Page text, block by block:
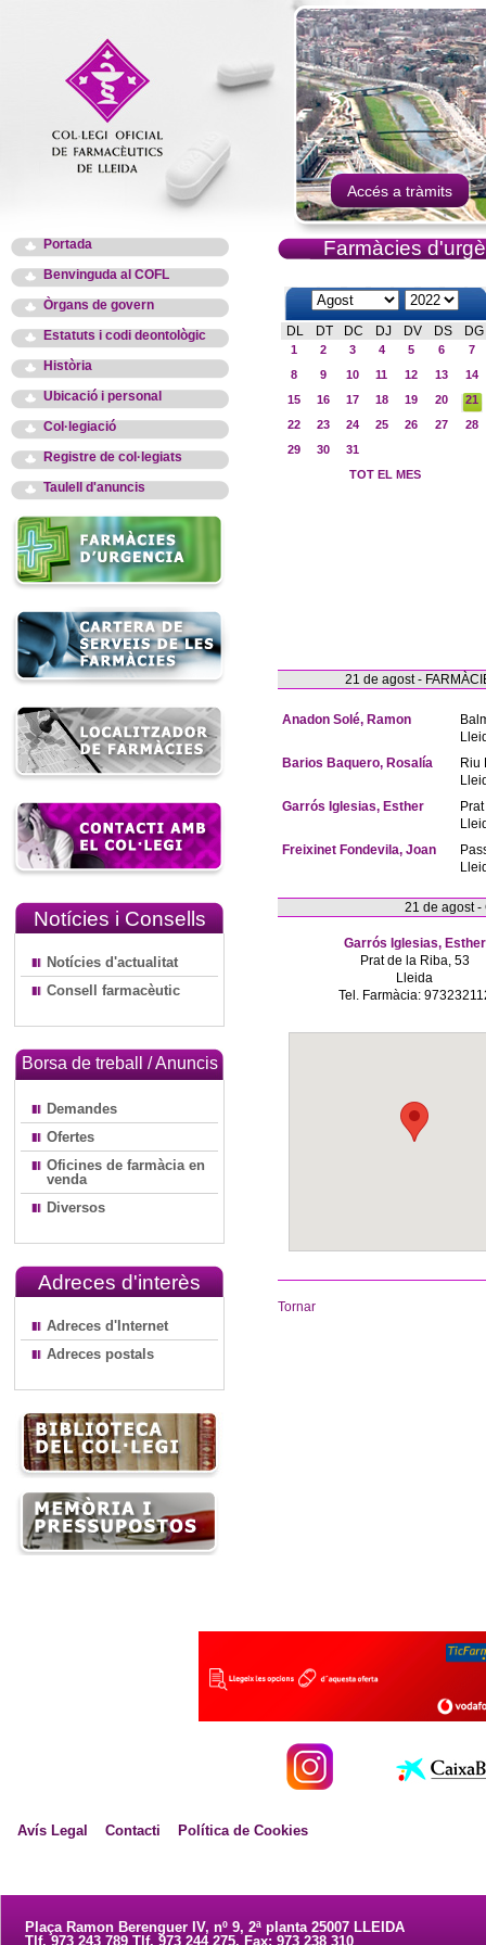
Accés a tràmits
Portada
Benvinguda al COFL
Òrgans de govern
Estatuts i codi deontològic
Història
Ubicació i personal
Col·legiació
Registre de col·legiats
Taulell d'anuncis
Notícies i Consells
Notícies d'actualitat
Consell farmacèutic
Borsa de treball / Anuncis
Demandes
Ofertes
Oficines de farmàcia en
venda
Diversos
Adreces d'interès
Adreces d'Internet
Adreces postals
Farmàcies
DL DT DC DJ DV DS DG
1 2 3 4 5 6
7
8
9 10 11 12 13
14
15
16 17 18 19 20
21
22
23 24 25 26 27
28
29
30
31
TOT EL MES
21 de agost -
Anadon Solé, Ramon
Barios Baquero, Rosalía
Riu
Garrós Iglesias, Esther
Freixinet Fondevila, Joan
21 de agost -
Garrós Iglesias, Esther
Prat de la Riba, 53
Lleida
Tel. Farmàcia:
Tornar
Avís Legal Contacti Política de Cookies
Plaça Ramon Berenguer IV, nº 9, 2ª planta 25007 LLEIDA
Tlf. 973 243 789 Tlf. 973 244 275. Fax: 973 238 310